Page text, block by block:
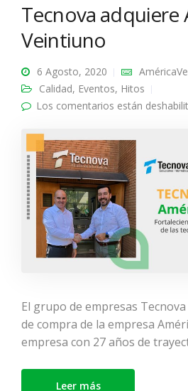
Tecnova adquiere
Veintiuno
6 Agosto, 2020
Calidad, Eventos, Hitos
Los comentarios están
El grupo de empresas
de compra de la empresa
empresa con 27 años de
Leer más